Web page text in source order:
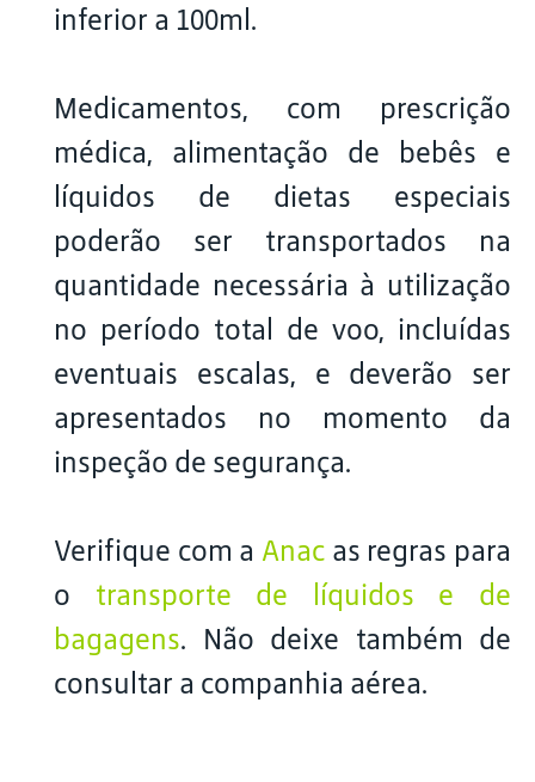
inferior a 100ml.
Medicamentos, com prescrição
médica, alimentação de bebês e
líquidos de dietas especiais
poderão ser transportados na
quantidade necessária à utilização
no período total de voo, incluídas
eventuais escalas, e deverão ser
apresentados no momento da
inspeção de segurança.
Verifique com a Anac as regras para
o transporte de líquidos e de
bagagens. Não deixe também de
consultar a companhia aérea.